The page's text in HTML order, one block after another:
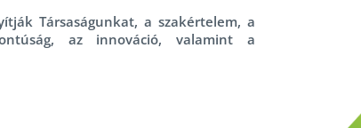
Társaságunkat, a szakértelem, a
az innováció, valamint a